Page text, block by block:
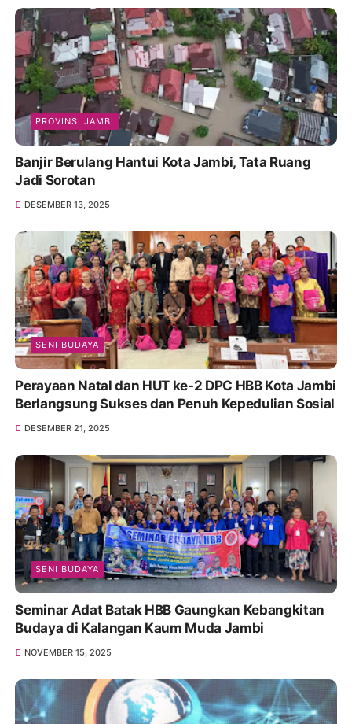
PROVINSI JAMBI
Banjir Berulang Hantui Kota Jambi, Tata Ruang
Jadi Sorotan
DESEMBER 13, 2025
SENI BUDAYA
Perayaan Natal dan HUT ke-2 DPC HBB Kota Jambi
Berlangsung Sukses dan Penuh Kepedulian Sosial
DESEMBER 21, 2025
SENI BUDAYA
Seminar Adat Batak HBB Gaungkan Kebangkitan
Budaya di Kalangan Kaum Muda Jambi
NOVEMBER 15, 2025